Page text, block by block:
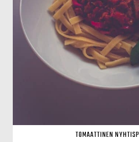
TOMAATTINEN